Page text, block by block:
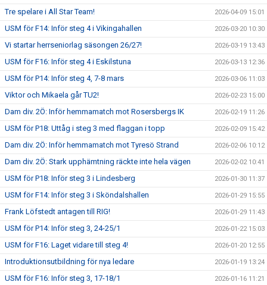
Tre spelare i All Star Team! 2026-04-09 15:01
USM för F14: Inför steg 4 i Vikingahallen 2026-03-20 10:30
Vi startar herrseniorlag säsongen 26/27! 2026-03-19 13:43
USM för F16: Inför steg 4 i Eskilstuna 2026-03-13 12:36
USM för P14: Inför steg 4, 7-8 mars 2026-03-06 11:03
Viktor och Mikaela går TU2! 2026-02-23 15:00
Dam div. 2Ö: Inför hemmamatch mot Rosersbergs IK 2026-02-19 11:26
USM för P18: Uttåg i steg 3 med flaggan i topp 2026-02-09 15:42
Dam div. 2Ö: Inför hemmamatch mot Tyresö Strand 2026-02-06 10:12
Dam div. 2Ö: Stark upphämtning räckte inte hela vägen 2026-02-02 10:41
USM för P18: Inför steg 3 i Lindesberg 2026-01-30 11:37
USM för F14: Inför steg 3 i Sköndalshallen 2026-01-29 15:55
Frank Löfstedt antagen till RIG! 2026-01-29 11:43
USM för P14: Inför steg 3, 24-25/1 2026-01-22 15:03
USM för F16: Laget vidare till steg 4! 2026-01-20 12:55
Introduktionsutbildning för nya ledare 2026-01-19 13:24
USM för F16: Inför steg 3, 17-18/1 2026-01-16 11:21